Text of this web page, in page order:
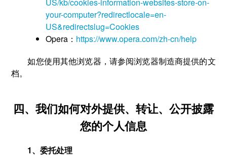
your-computer?redirectlocale=en-
US&redirectslug=Cookies
Opera： https://www.opera.com/zh-cn/help
如您使用其他浏览器，请参阅浏览器制造商提供的文
档。
四、我们如何对外提供、转让、公开披露
您的个人信息
1、委托处理